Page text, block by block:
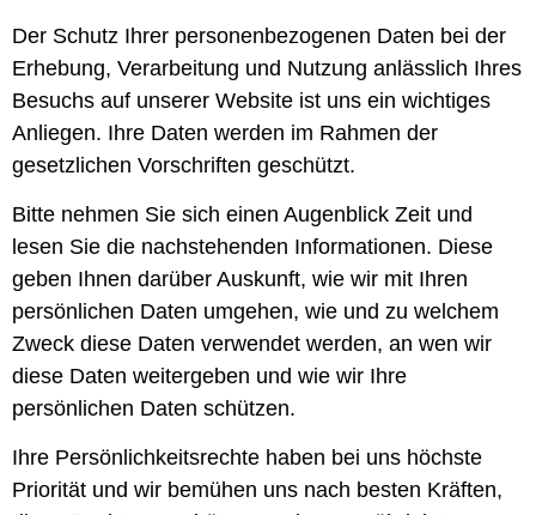
Der Schutz Ihrer personenbezogenen Daten bei der
Erhebung, Verarbeitung und Nutzung anlässlich Ihres
Besuchs auf unserer Website ist uns ein wichtiges
Anliegen. Ihre Daten werden im Rahmen der
gesetzlichen Vorschriften geschützt.
Bitte nehmen Sie sich einen Augenblick Zeit und
lesen Sie die nachstehenden Informationen. Diese
geben Ihnen darüber Auskunft, wie wir mit Ihren
persönlichen Daten umgehen, wie und zu welchem
Zweck diese Daten verwendet werden, an wen wir
diese Daten weitergeben und wie wir Ihre
persönlichen Daten schützen.
Ihre Persönlichkeitsrechte haben bei uns höchste
Priorität und wir bemühen uns nach besten Kräften,